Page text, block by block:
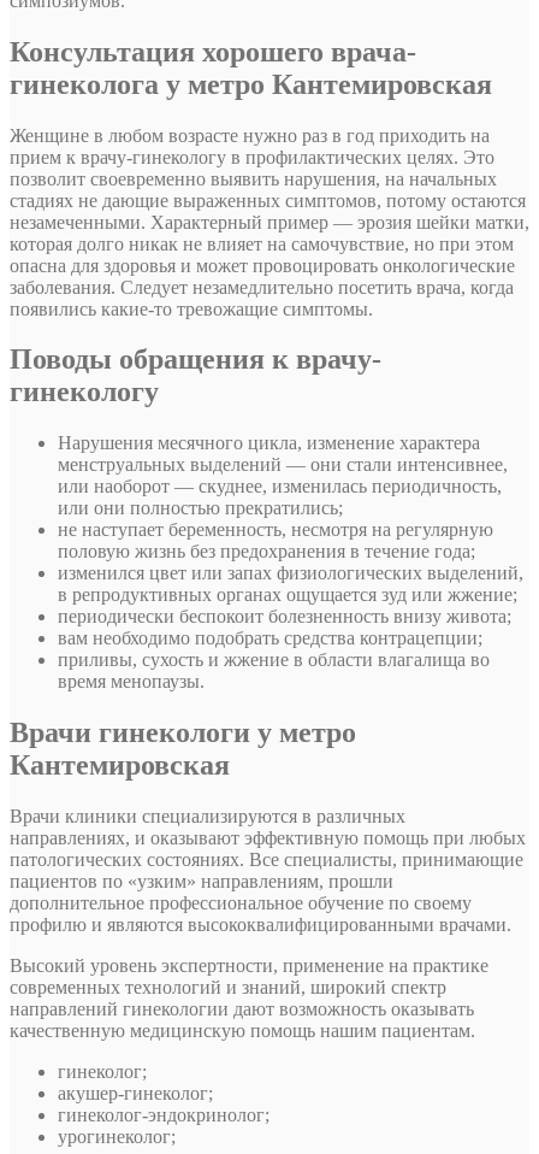
Консультация хорошего врача-
гинеколога у метро Кантемировская
Женщине в любом возрасте нужно раз в год приходить на
прием к врачу-гинекологу в профилактических целях. Это
позволит своевременно выявить нарушения, на начальных
стадиях не дающие выраженных симптомов, потому остаются
незамеченными. Характерный пример — эрозия шейки матки,
которая долго никак не влияет на самочувствие, но при этом
опасна для здоровья и может провоцировать онкологические
заболевания. Следует незамедлительно посетить врача, когда
появились какие-то тревожащие симптомы.
Поводы обращения к врачу-
гинекологу
Нарушения месячного цикла, изменение характера
менструальных выделений — они стали интенсивнее,
или наоборот — скуднее, изменилась периодичность,
или они полностью прекратились;
не наступает беременность, несмотря на регулярную
половую жизнь без предохранения в течение года;
изменился цвет или запах физиологических выделений,
в репродуктивных органах ощущается зуд или жжение;
периодически беспокоит болезненность внизу живота;
вам необходимо подобрать средства контрацепции;
приливы, сухость и жжение в области влагалища во
время менопаузы.
Врачи гинекологи у метро
Кантемировская
Врачи клиники специализируются в различных
направлениях, и оказывают эффективную помощь при любых
патологических состояниях. Все специалисты, принимающие
пациентов по «узким» направлениям, прошли
дополнительное профессиональное обучение по своему
профилю и являются высококвалифицированными врачами.
Высокий уровень экспертности, применение на практике
современных технологий и знаний, широкий спектр
направлений гинекологии дают возможность оказывать
качественную медицинскую помощь нашим пациентам.
гинеколог;
акушер-гинеколог;
гинеколог-эндокринолог;
урогинеколог;